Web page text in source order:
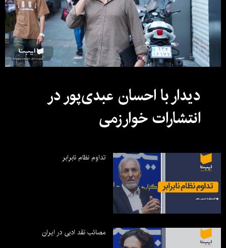
دیدار با احسان عبدی‌پور در
انتشارات خوارزمی
تداوم نظام نابرابر
مصائب نقد ادبی در ایران